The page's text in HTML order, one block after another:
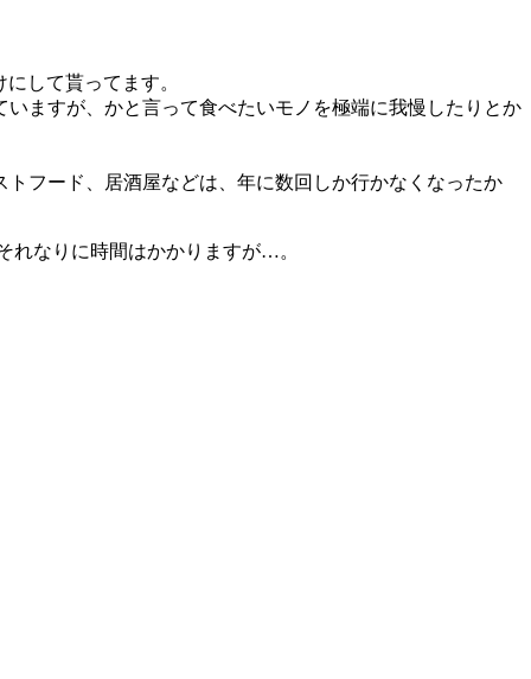
して貰ってます。
ますが、かと言って食べたいモノを極端に我慢したりとか
フード、居酒屋などは、年に数回しか行かなくなったか
れなりに時間はかかりますが…。